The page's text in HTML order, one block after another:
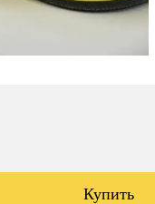
Купить